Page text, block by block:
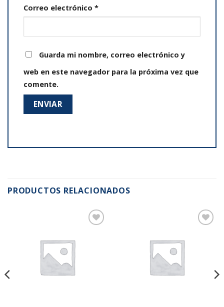
Correo electrónico *
Guarda mi nombre, correo electrónico y
web en este navegador para la próxima vez que
comente.
PRODUCTOS RELACIONADOS